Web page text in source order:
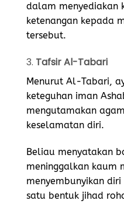
dalam menyediakan
ketenangan kepada
tersebut.
3. Tafsir Al-Tabari
Menurut Al-Tabari,
keteguhan iman
mengutamakan
keselamatan diri.
Beliau menyatakan
meninggalkan kaum
menyembunyikan
satu bentuk jihad